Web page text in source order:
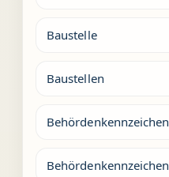
Baustelle
Baustellen
Behördenkennzeichen
Behördenkennzeichen